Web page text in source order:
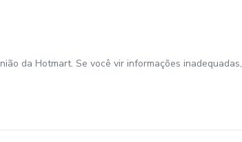
da Hotmart. Se você vir informações inadequadas,